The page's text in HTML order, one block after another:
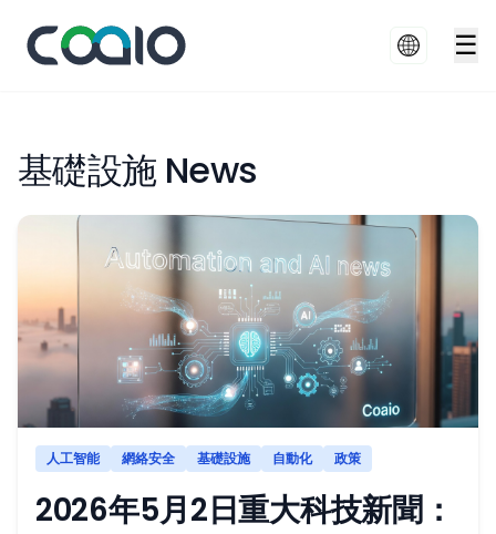
☰
基礎設施 News
人工智能 網絡安全 基礎設施 自動化 政策
2026年5月2日重大科技新聞：